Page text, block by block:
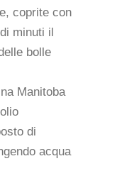
coprite con
minuti il
bolle
Manitoba
di
acqua